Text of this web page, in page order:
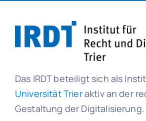
Das IRDT beteiligt sich als
Universität Trieraktiv an der
Gestaltung der Digitalisierung.